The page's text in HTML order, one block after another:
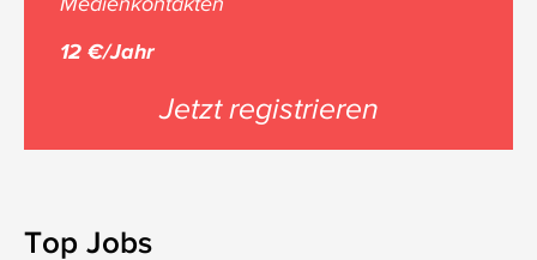
12 €/Jahr
Jetzt registrieren
Top Jobs